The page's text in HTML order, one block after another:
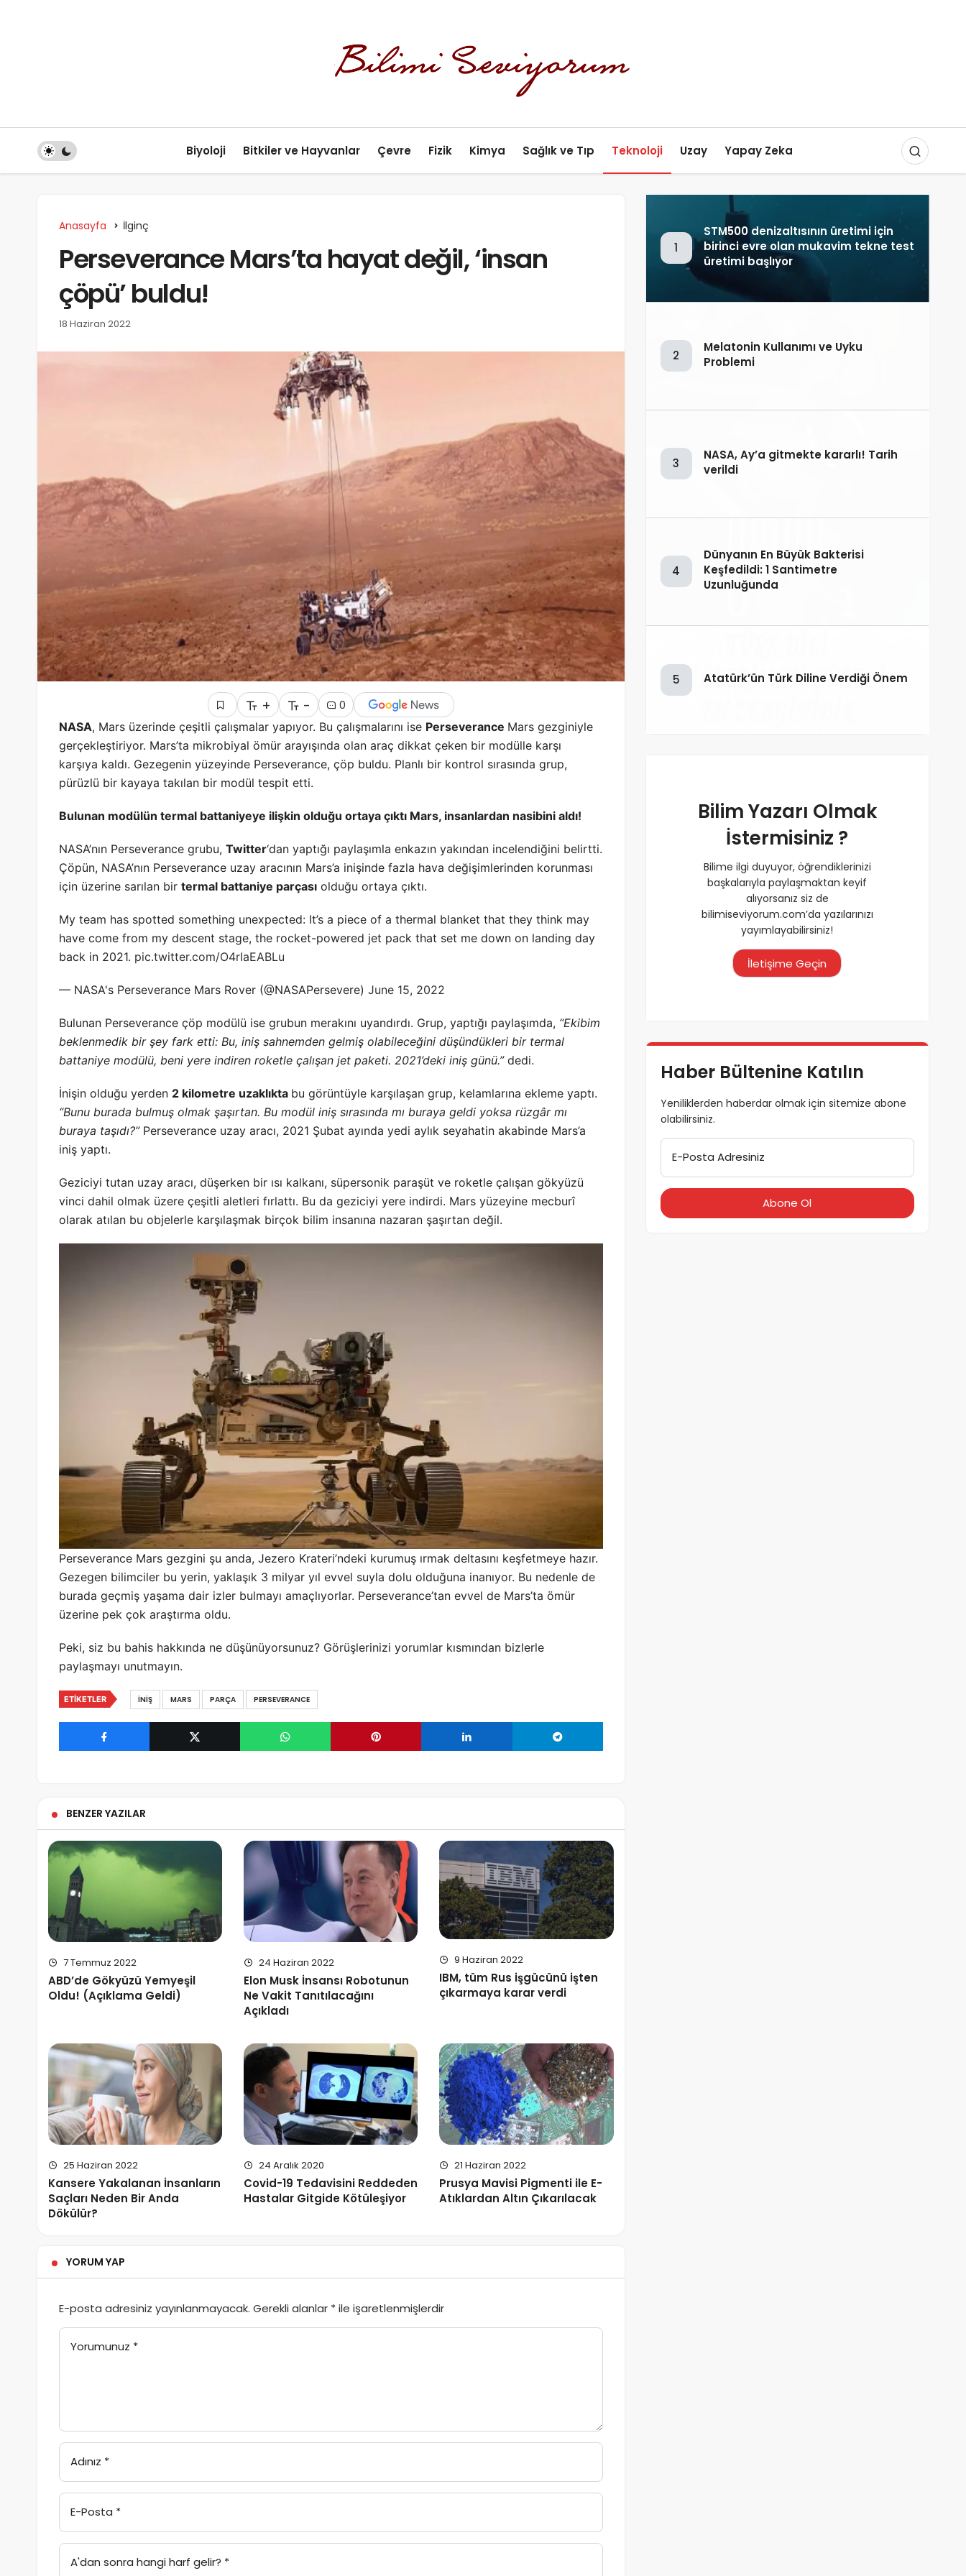
Biyoloji Bitkiler ve Hayvanlar Çevre Fizik Kimya Sağlık ve Tıp Teknoloji Uzay Yapay Zeka
Anasayfa İlginç
Perseverance Mars’ta hayat değil, ‘insan
çöpü’ buldu!
18 Haziran 2022
+ -
0
NASA, Mars üzerinde çeşitli çalışmalar yapıyor. Bu çalışmalarını ise Perseverance Mars gezginiyle
gerçekleştiriyor. Mars’ta mikrobiyal ömür arayışında olan araç dikkat çeken bir modülle karşı
karşıya kaldı. Gezegenin yüzeyinde Perseverance, çöp buldu. Planlı bir kontrol sırasında grup,
pürüzlü bir kayaya takılan bir modül tespit etti.
Bulunan modülün termal battaniyeye ilişkin olduğu ortaya çıktı Mars, insanlardan nasibini aldı!
NASA’nın Perseverance grubu, Twitter‘dan yaptığı paylaşımla enkazın yakından incelendiğini belirtti.
Çöpün, NASA’nın Perseverance uzay aracının Mars’a inişinde fazla hava değişimlerinden korunması
için üzerine sarılan bir termal battaniye parçası olduğu ortaya çıktı.
My team has spotted something unexpected: It’s a piece of a thermal blanket that they think may
have come from my descent stage, the rocket-powered jet pack that set me down on landing day
back in 2021. pic.twitter.com/O4rIaEABLu
— NASA's Perseverance Mars Rover (@NASAPersevere) June 15, 2022
Bulunan Perseverance çöp modülü ise grubun merakını uyandırdı. Grup, yaptığı paylaşımda, “Ekibim
beklenmedik bir şey fark etti: Bu, iniş sahnemden gelmiş olabileceğini düşündükleri bir termal
battaniye modülü, beni yere indiren roketle çalışan jet paketi. 2021’deki iniş günü.”dedi.
İnişin olduğu yerden 2 kilometre uzaklıkta bu görüntüyle karşılaşan grup, kelamlarına ekleme yaptı.
“Bunu burada bulmuş olmak şaşırtan. Bu modül iniş sırasında mı buraya geldi yoksa rüzgâr mı
buraya taşıdı?”Perseverance uzay aracı, 2021 Şubat ayında yedi aylık seyahatin akabinde Mars’a
iniş yaptı.
Geziciyi tutan uzay aracı, düşerken bir ısı kalkanı, süpersonik paraşüt ve roketle çalışan gökyüzü
vinci dahil olmak üzere çeşitli aletleri fırlattı. Bu da geziciyi yere indirdi. Mars yüzeyine mecburî
olarak atılan bu objelerle karşılaşmak birçok bilim insanına nazaran şaşırtan değil.
Perseverance Mars gezgini şu anda, Jezero Krateri’ndeki kurumuş ırmak deltasını keşfetmeye hazır.
Gezegen bilimciler bu yerin, yaklaşık 3 milyar yıl evvel suyla dolu olduğuna inanıyor. Bu nedenle de
burada geçmiş yaşama dair izler bulmayı amaçlıyorlar. Perseverance’tan evvel de Mars’ta ömür
üzerine pek çok araştırma oldu.
Peki, siz bu bahis hakkında ne düşünüyorsunuz? Görüşlerinizi yorumlar kısmından bizlerle
paylaşmayı unutmayın.
ETIKETLER İNIŞ MARS PARÇA PERSEVERANCE
BENZER YAZILAR
7 Temmuz 2022
ABD’de Gökyüzü Yemyeşil
Oldu! (Açıklama Geldi)
24 Haziran 2022
Elon Musk İnsansı Robotunun
Ne Vakit Tanıtılacağını
Açıkladı
9 Haziran 2022
IBM, tüm Rus işgücünü işten
çıkarmaya karar verdi
25 Haziran 2022
Kansere Yakalanan İnsanların
Saçları Neden Bir Anda
Dökülür?
24 Aralık 2020
Covid-19 Tedavisini Reddeden
Hastalar Gitgide Kötüleşiyor
21 Haziran 2022
Prusya Mavisi Pigmenti ile E-
Atıklardan Altın Çıkarılacak
YORUM YAP
E-posta adresiniz yayınlanmayacak. Gerekli alanlar *ile işaretlenmişlerdir
Yorumunuz *
Adınız *
E-Posta *
A'dan sonra hangi harf gelir? *
1
STM500 denizaltısının üretimi için
birinci evre olan mukavim tekne test
üretimi başlıyor
2
Melatonin Kullanımı ve Uyku
Problemi
3
NASA, Ay’a gitmekte kararlı! Tarih
verildi
4
Dünyanın En Büyük Bakterisi
Keşfedildi: 1 Santimetre
Uzunluğunda
5 Atatürk’ün Türk Diline Verdiği Önem
Bilim Yazarı Olmak
İstermisiniz ?
Bilime ilgi duyuyor, öğrendiklerinizi
başkalarıyla paylaşmaktan keyif
alıyorsanız siz de
bilimiseviyorum.com’da yazılarınızı
yayımlayabilirsiniz!
İletişime Geçin
Haber Bültenine Katılın
Yeniliklerden haberdar olmak için sitemize abone
olabilirsiniz.
E-Posta Adresiniz